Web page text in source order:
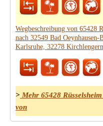
Wegbeschreibung von 65428
nach 32549 Bad
Karlsruhe, 32278
> Mehr 65428
von